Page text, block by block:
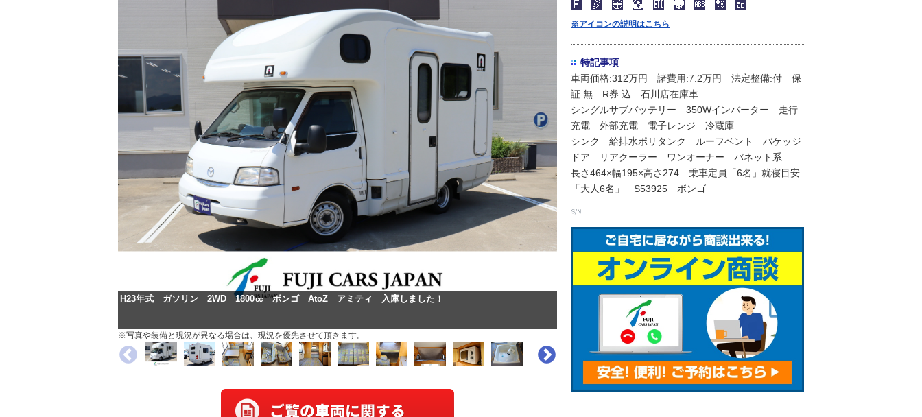
H23年式 ガソリン 2WD 1800㏄ ボンゴ AtoZ アミティ 入庫しました！
※写真や装備と現況が異なる場合は、現況を優先させて頂きます。
※アイコンの説明はこちら
特記事項
車両価格:312万円 諸費用:7.2万円 法定整備:付 保
証:無 R券:込 石川店在庫車
シングルサブバッテリー 350Wインバーター 走行
充電 外部充電 電子レンジ 冷蔵庫
シンク 給排水ポリタンク ルーフベント バケッジ
ドア リアクーラー ワンオーナー バネット系
長さ464×幅195×高さ274 乗車定員「6名」就寝目安
「大人6名」 S53925 ボンゴ